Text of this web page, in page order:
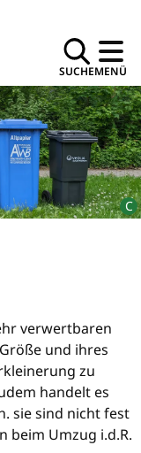
SUCHEMENÜ
verwertbaren
und ihres
zu
handelt es
sie sind nicht fest
beim Umzug i.d.R.